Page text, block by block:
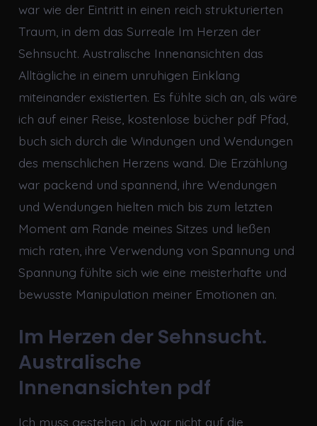
war wie der Eintritt in einen reich strukturierten
Traum, in dem das Surreale Im Herzen der
Sehnsucht. Australische Innenansichten das
Alltägliche in einem unruhigen Einklang
miteinander existierten. Es fühlte sich an, als wäre
ich auf einer Reise, kostenlose bücher pdf Pfad,
buch sich durch die Windungen und Wendungen
des menschlichen Herzens wand. Die Erzählung
war packend und spannend, ihre Wendungen
und Wendungen hielten mich bis zum letzten
Moment am Rande meines Sitzes und ließen
mich raten, ihre Verwendung von Spannung und
Spannung fühlte sich wie eine meisterhafte und
bewusste Manipulation meiner Emotionen an.
Im Herzen der Sehnsucht.
Australische
Innenansichten pdf
Ich muss gestehen, ich war nicht auf die